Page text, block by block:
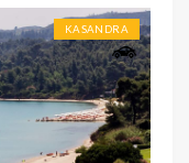
KASANDRA